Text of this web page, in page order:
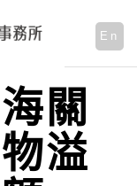
En
關
溢